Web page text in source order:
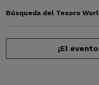
Búsqueda del Tesoro
¡El